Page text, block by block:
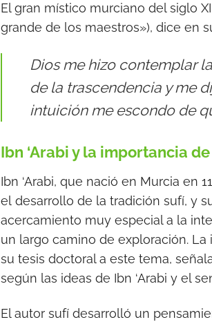
El gran místico murciano del siglo
grande de los maestros»), dice en
Dios me hizo contemplar
de la trascendencia y me
intuición me escondo de
Ibn ‘Arabi y la importancia
Ibn ‘Arabi, que nació en Murcia en
el desarrollo de la tradición sufí, y
acercamiento muy especial a la
un largo camino de exploración.
su tesis doctoral a este tema,
según las ideas de Ibn ‘Arabi y el
El autor sufí desarrolló un